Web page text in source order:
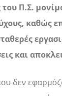
Π.Σ.
καθώς
και
δεν